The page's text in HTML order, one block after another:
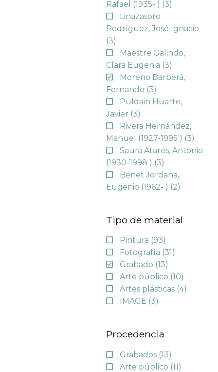
Rafael (1935- ) (3)
Linazasoro
Rodríguez, José Ignacio
(3)
Maestre Galindo,
Clara Eugenia (3)
Moreno Barberá,
Fernando (3)
Puldain Huarte,
Javier (3)
Rivera Hernández,
Manuel (1927-1995 ) (3)
Saura Atarés, Antonio
(1930-1998 ) (3)
Benet Jordana,
Eugenio (1962- ) (2)
Tipo de material
Pintura (93)
Fotografía (31)
Grabado (13)
Arte público (10)
Artes plásticas (4)
IMAGE (3)
Procedencia
Grabados (13)
Arte público (11)